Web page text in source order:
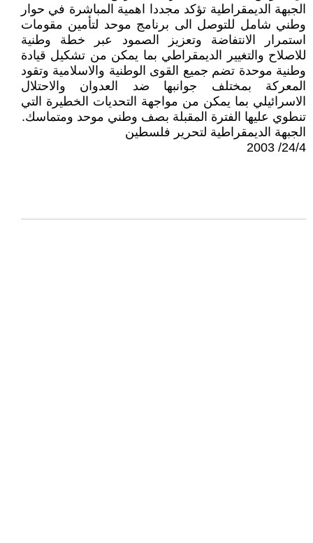
الجبهة الديمقراطية تؤكد مجددا اهمية المباشرة في حوار
وطني شامل للتوصل الى برنامج موحد لتأمين مقومات
استمرار الانتفاضة وتعزيز الصمود عبر خطة وطنية
للاصلاح والتغيير الديمقراطي بما يمكن من تشكيل قيادة
وطنية موحدة تضم جميع القوى الوطنية والاسلامية وتقود
المعركة بمختلف جوانبها ضد العدوان والاحتلال
الاسرائيلي بما يمكن من مواجهة التحديات الخطيرة التي
تنطوي عليها الفترة المقبلة بصف وطني موحد ومتماسك.
الجبهة الديمقراطية لتحرير فلسطين
24/4/ 2003